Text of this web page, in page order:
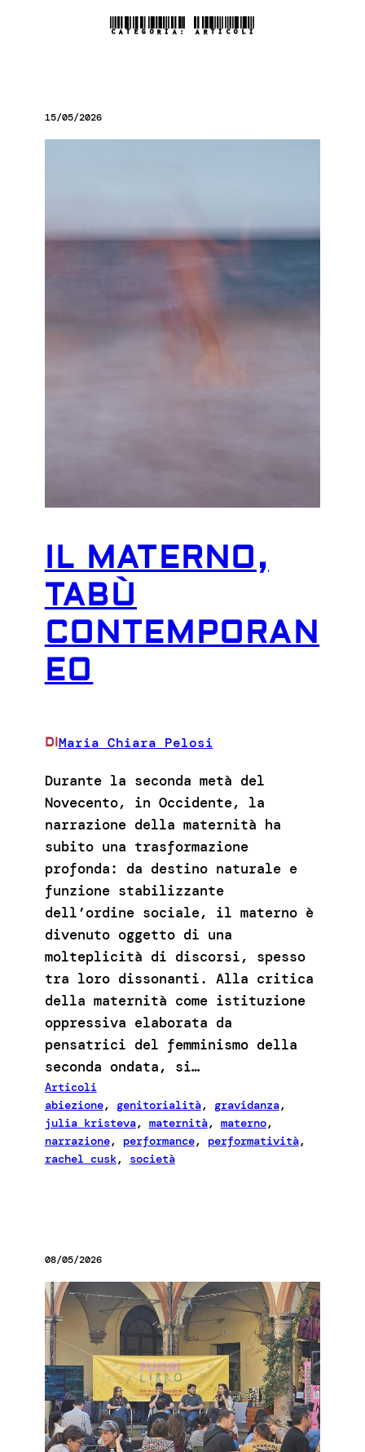
CATEGORIA:ARTICOLI
15/05/2026
IL MATERNO,
TABÙ
CONTEMPORAN
EO
DIMaria Chiara Pelosi
Durante la seconda metà del
Novecento, in Occidente, la
narrazione della maternità ha
subito una trasformazione
profonda: da destino naturale e
funzione stabilizzante
dell’ordine sociale, il materno è
divenuto oggetto di una
molteplicità di discorsi, spesso
tra loro dissonanti. Alla critica
della maternità come istituzione
oppressiva elaborata da
pensatrici del femminismo della
seconda ondata, si…
Articoli
abiezione, genitorialità, gravidanza
julia kristeva, maternità, materno
narrazione, performance, performatività
rachel cusk, società
08/05/2026